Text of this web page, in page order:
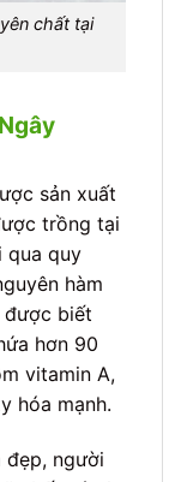
chất tại
sản xuất
trồng tại
qua quy
hàm
được biết
hơn 90
vitamin A,
hóa mạnh.
đẹp, người